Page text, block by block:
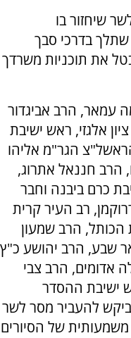
שיחזור בו
בדרכי סבך
את תוכניות משרדך
עמאר, הרב אביגדור
אלגזי, ראש ישיבת
הגר"מ אליהו
הרב חננאל אתרוג,
כרם ביבנה וחבר
רב העיר קרית
הכותל, הרב שמעון
שבע, הרב יהושע כ"ץ
אדומים, הרב צבי
ישיבת ההסדר
להעביר מסר לשר
של הסיורים